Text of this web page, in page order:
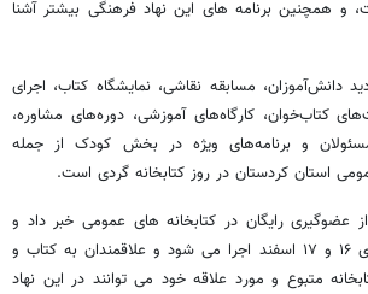
و همچنین برنامه های این نهاد فرهنگی بیشتر آشنا
دانش‌آموزان، مسابقه نقاشی، نمایشگاه کتاب، اجرای
کتاب‌خوان، کارگاه‌های آموزشی، دوره‌های مشاوره،
و برنامه‌های ویژه در بخش کودک از جمله
استان کردستان در روز کتابخانه گردی است.
رایگان در کتابخانه های عمومی خبر داد و
افزود: این طرح در روزهای ۱۶ و ۱۷ اسفند اجرا می شود و علاقمندان به کتاب و
متبوع و مورد علاقه خود می توانند در این نهاد